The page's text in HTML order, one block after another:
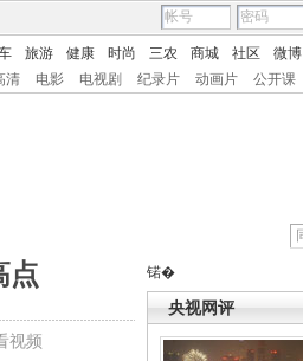
旅游 健康 时尚 三农 商城 社区 微博
清 电影 电视剧 纪录片 动画片 公开课
点
视频
锘�
央视网评